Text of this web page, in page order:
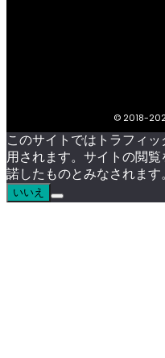
© 2018-
このサイトではトラフィ
用されます。サイトの閲
諾したものとみなされます
いいえ